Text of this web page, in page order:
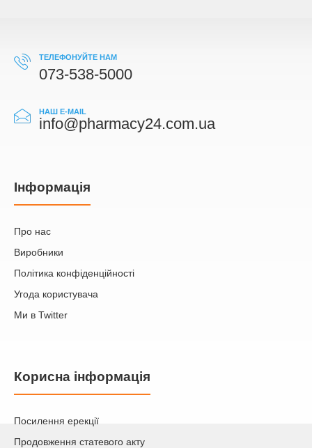
ТЕЛЕФОНУЙТЕ НАМ
073-538-5000
НАШ E-MAIL
info@pharmacy24.com.ua
Iнформація
Про нас
Виробники
Політика конфіденційності
Угода користувача
Ми в Twitter
Корисна інформація
Посилення ерекції
Продовження статевого акту